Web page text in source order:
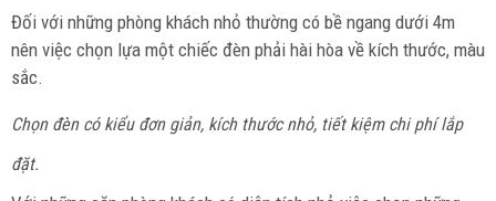
Đối với những phòng khách nhỏ thường có bề ngang dưới 4m
nên việc chọn lựa một chiếc đèn phải hài hòa về kích thước, màu
sắc.
Chọn đèn có kiểu đơn giản, kích thước nhỏ, tiết kiệm chi phí lắp
đặt.